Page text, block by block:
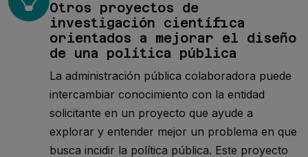
Otros proyectos de
investigación científica
orientados a mejorar el diseño
de una política pública
La administración pública colaboradora puede
intercambiar conocimiento con la entidad
solicitante en un proyecto que ayude a
explorar y entender mejor un problema en que
busca incidir la política pública. Este proyecto